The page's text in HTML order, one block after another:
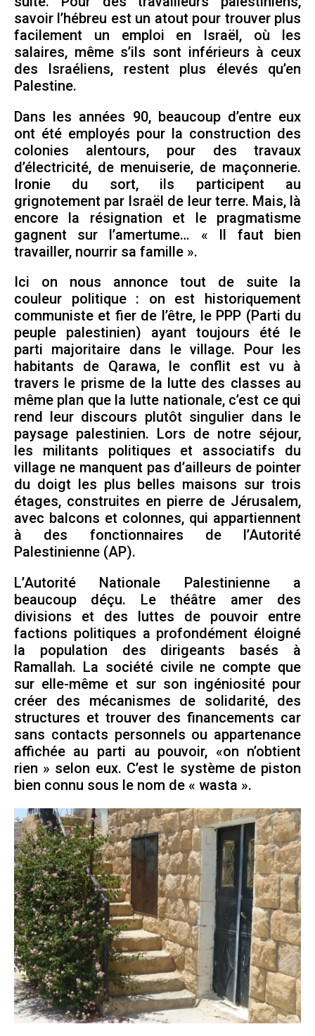
savoir l’hébreu est un atout pour trouver plus
facilement un emploi en Israël, où les
salaires, même s’ils sont inférieurs à ceux
des Israéliens, restent plus élevés qu’en
Palestine.
Dans les années 90, beaucoup d’entre eux
ont été employés pour la construction des
colonies alentours, pour des travaux
d’électricité, de menuiserie, de maçonnerie.
Ironie du sort, ils participent au
grignotement par Israël de leur terre. Mais, là
encore la résignation et le pragmatisme
gagnent sur l’amertume… « Il faut bien
travailler, nourrir sa famille ».
Ici on nous annonce tout de suite la
couleur politique : on est historiquement
communiste et fier de l’être, le PPP (Parti du
peuple palestinien) ayant toujours été le
parti majoritaire dans le village. Pour les
habitants de Qarawa, le conflit est vu à
travers le prisme de la lutte des classes au
même plan que la lutte nationale, c’est ce qui
rend leur discours plutôt singulier dans le
paysage palestinien. Lors de notre séjour,
les militants politiques et associatifs du
village ne manquent pas d’ailleurs de pointer
du doigt les plus belles maisons sur trois
étages, construites en pierre de Jérusalem,
avec balcons et colonnes, qui appartiennent
à des fonctionnaires de l’Autorité
Palestinienne (AP).
L’Autorité Nationale Palestinienne a
beaucoup déçu. Le théâtre amer des
divisions et des luttes de pouvoir entre
factions politiques a profondément éloigné
la population des dirigeants basés à
Ramallah. La société civile ne compte que
sur elle-même et sur son ingéniosité pour
créer des mécanismes de solidarité, des
structures et trouver des financements car
sans contacts personnels ou appartenance
affichée au parti au pouvoir, «on n’obtient
rien » selon eux. C’est le système de piston
bien connu sous le nom de « wasta ».